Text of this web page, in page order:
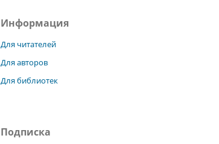
Информация
Для читателей
Для авторов
Для библиотек
Подписка